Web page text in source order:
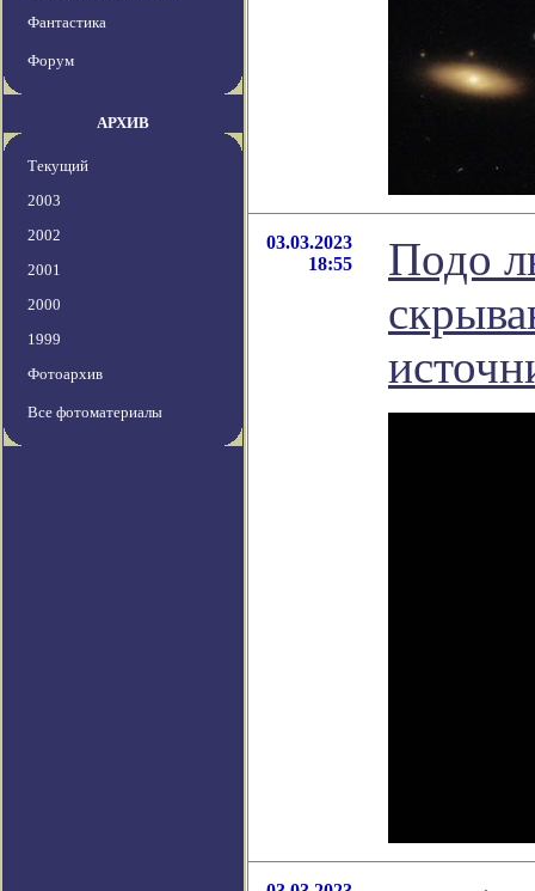
Фантастика
Форум
АРХИВ
Текущий
2003
2002
2001
2000
1999
Фотоархив
Все фотоматериалы
03.03.2023
18:55
Подо